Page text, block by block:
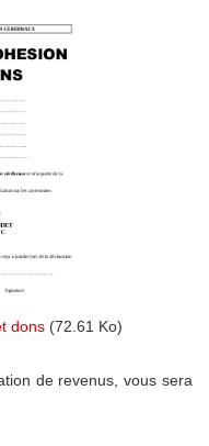
dons (72.61 Ko)
de revenus, vous sera